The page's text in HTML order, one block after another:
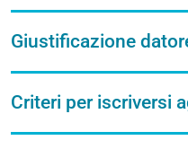
Giustificazione
Criteri per iscriversi